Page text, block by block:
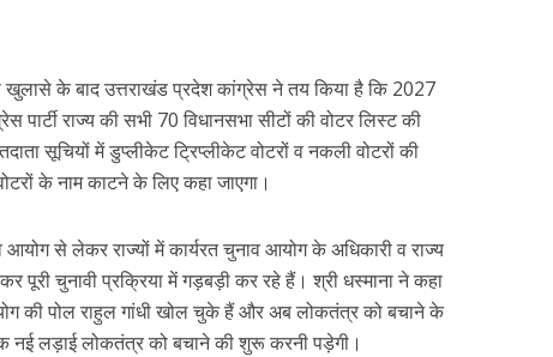
खुलासे के बाद उत्तराखंड प्रदेश कांग्रेस ने तय किया है कि 2027
पार्टी राज्य की सभी 70 विधानसभा सीटों की वोटर लिस्ट की
सूचियों में डुप्लीकेट ट्रिप्लीकेट वोटरों व नकली वोटरों की
के नाम काटने के लिए कहा जाएगा।
से लेकर राज्यों में कार्यरत चुनाव आयोग के अधिकारी व राज्य
पूरी चुनावी प्रक्रिया में गड़बड़ी कर रहे हैं। श्री धस्माना ने कहा
की पोल राहुल गांधी खोल चुके हैं और अब लोकतंत्र को बचाने के
लड़ाई लोकतंत्र को बचाने की शुरू करनी पड़ेगी।